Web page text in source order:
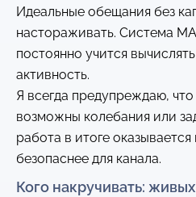
Идеальные обещания без
настораживать. Система
постоянно учится
активность.
Я всегда предупреждаю,
возможны колебания или
работа в итоге
безопаснее для канала.
Кого накручивать: